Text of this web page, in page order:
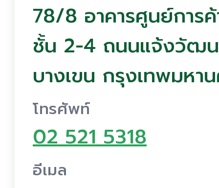
78/8 อาคารศูนย์การ
ชั้น 2-4 ถนนแจ้งวัฒน
บางเขน กรุงเทพมหา
โทรศัพท์
02 521 5318
อีเมล